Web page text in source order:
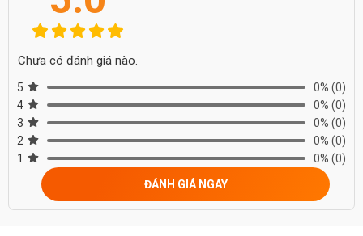
Chưa có đánh giá nào.
5 0% (0)
4
0% (0)
3
0% (0)
2
0% (0)
1
0% (0)
ĐÁNH GIÁ NGAY